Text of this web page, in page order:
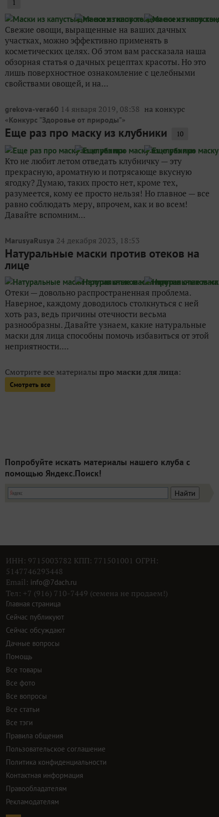
1
Свежие овощи, выращенные на ваших дачных
участках, можно эффективно применять в
косметических целях. Об этом вам рассказала наша
обзорная статья о дачных рецептах красоты. Но это
лишь поверхностное ознакомление с целебными
свойствами овощей, и на...
grekova-vera60 14 января 2019, 08:38 на конкурс
«Конкурс "Здоровье от природы"»
Еще раз про маску из клубники 10
Кто не любит летом отведать клубничку — эту
прекрасную, ароматную и потрясающе вкусную
ягодку? Думаю, таких просто нет, кроме тех,
разумеется, кому ее просто нельзя! Но главное — все
равно соблюдать меру, впрочем, как и во всем!
Давайте вспомним...
MarusyaRusya 24 декабря 2023, 18:53
Натуральные маски против отеков на
лице
Отеки — довольно распространенная проблема.
Наверное, каждому доводилось столкнуться с ней
хоть раз, ведь причины отечности весьма
разнообразны. Давайте узнаем, какие натуральные
маски для лица способны помочь избавиться от этой
неприятности....
Смотрите все материалы про маски для лица:
Смотреть все
Попробуйте искать материалы нашего клуба с
помощью Яндекс.Поиск!
ИНН: 9715003782 КПП: 771501001 ОГРН:
5147746293448
Email: info@7dach.ru
Тел: +7 (916) 710-7449 (семена не продаем!)
Главная страница
Сейчас публикуют
Сейчас обсуждают
Дачные вопросы
Помощь
Все товары
Все фото
Все вопросы
Все статьи
Все тэги
Правила общения
Пользовательское соглашение
Политика конфиденциальности
Контактная информация
Правообладателям
Рекламодателям